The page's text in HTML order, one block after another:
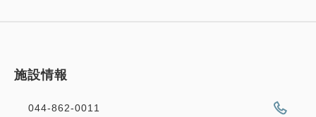
施設情報
044-862-0011